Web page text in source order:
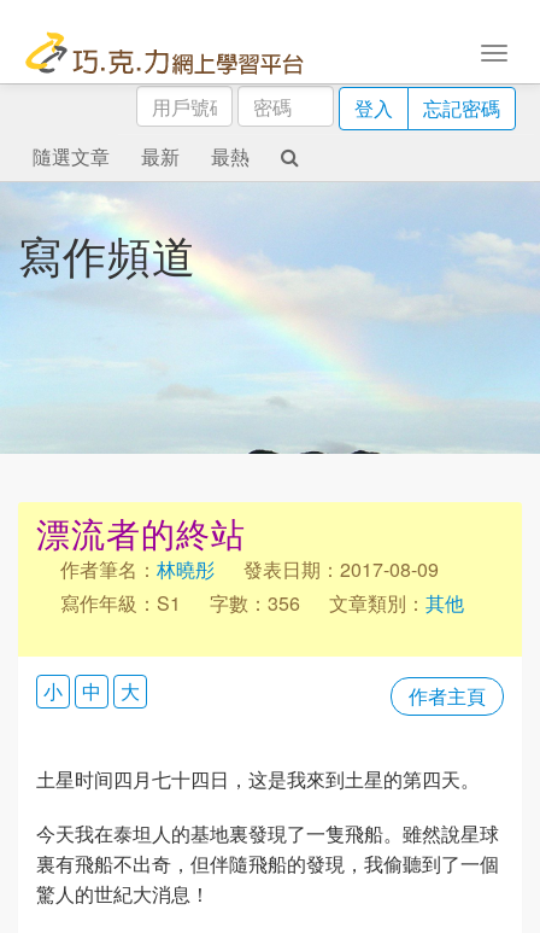
用
戶
號
碼
密
碼
登入
忘記密碼
隨選文章
最新 最熱
寫作頻道
漂流者的終站
作者筆名： 林曉彤
發表日期：2017-08-09
寫作年級：S1
字數：356 文章類別： 其他
作者主頁
小 中 大
土星时间四月七十四日，这是我來到土星的第四天。
今天我在泰坦人的基地裏發現了一隻飛船。雖然說星球
裏有飛船不出奇，但伴隨飛船的發現，我偷聽到了一個
驚人的世紀大消息！